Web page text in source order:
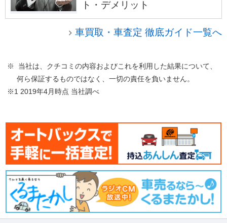
ト・デメリット
車買取・車査定 徹底ガイド一覧へ
※ 当社は、クチコミの内容およびこれを利用した結果について、
何ら保証するものではなく、一切の責任を負いません。
※1 2019年4月時点 当社調べ